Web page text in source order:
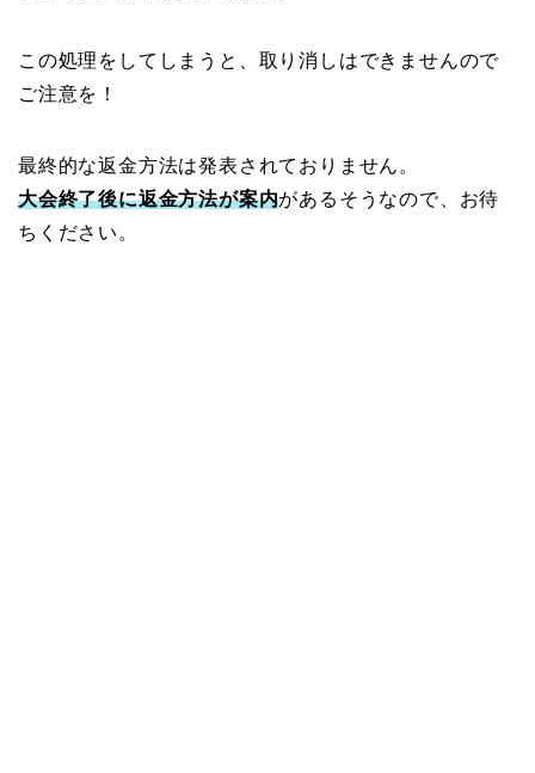
この処理をしてしまうと、取り消しはできませんので
ご注意を！
最終的な返金方法は発表されておりません。
大会終了後に返金方法が案内があるそうなので、お待
ちください。